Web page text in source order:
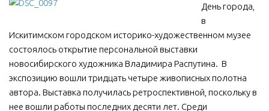
Правовая база
Противодействие коррупции
Учреждения культуры
День города,
в
Искитимском городском историко-художественном музее
состоялось открытие персональной выставки
новосибирского художника Владимира Распутина. В
экспозицию вошли тридцать четыре живописных полотна
автора. Выставка получилась ретроспективной, поскольку в
нее вошли работы последних десяти лет. Среди